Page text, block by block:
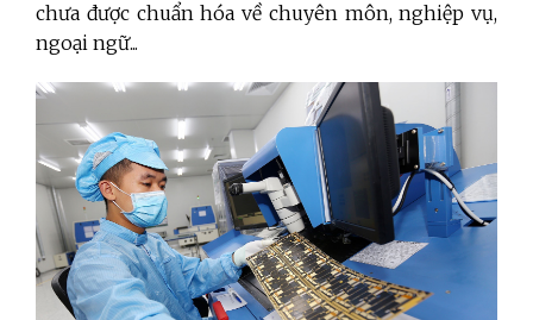
chưa được chuẩn hóa về chuyên môn, nghiệp vụ,
ngoại ngữ...